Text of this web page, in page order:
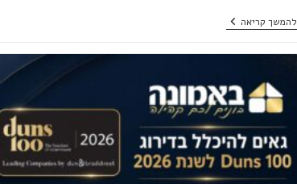
להמשך קריאה ישראל
זעירא:
הנדל"ן
בעתיד
הקרוב?